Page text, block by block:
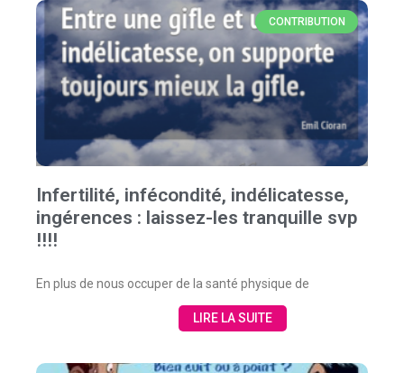
CONTRIBUTION
Infertilité, infécondité, indélicatesse,
ingérences : laissez-les tranquille svp
!!!!
En plus de nous occuper de la santé physique de
LIRE LA SUITE